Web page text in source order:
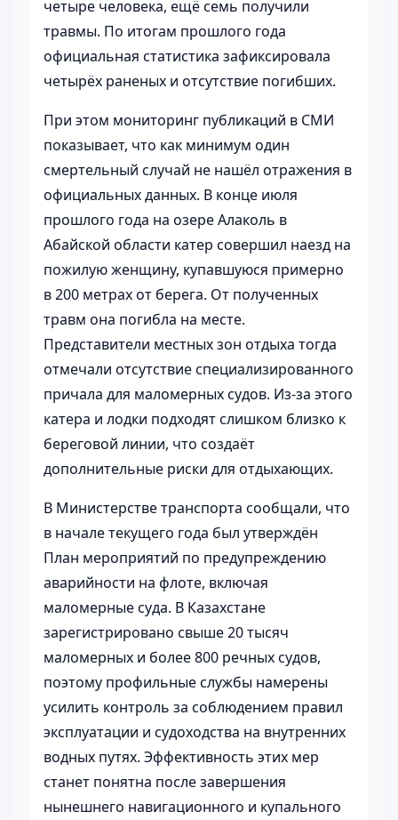
четыре человека, ещё семь получили
травмы. По итогам прошлого года
официальная статистика зафиксировала
четырёх раненых и отсутствие погибших.
При этом мониторинг публикаций в СМИ
показывает, что как минимум один
смертельный случай не нашёл отражения в
официальных данных. В конце июля
прошлого года на озере Алаколь в
Абайской области катер совершил наезд на
пожилую женщину, купавшуюся примерно
в 200 метрах от берега. От полученных
травм она погибла на месте.
Представители местных зон отдыха тогда
отмечали отсутствие специализированного
причала для маломерных судов. Из-за этого
катера и лодки подходят слишком близко к
береговой линии, что создаёт
дополнительные риски для отдыхающих.
В Министерстве транспорта сообщали, что
в начале текущего года был утверждён
План мероприятий по предупреждению
аварийности на флоте, включая
маломерные суда. В Казахстане
зарегистрировано свыше 20 тысяч
маломерных и более 800 речных судов,
поэтому профильные службы намерены
усилить контроль за соблюдением правил
эксплуатации и судоходства на внутренних
водных путях. Эффективность этих мер
станет понятна после завершения
нынешнего навигационного и купального